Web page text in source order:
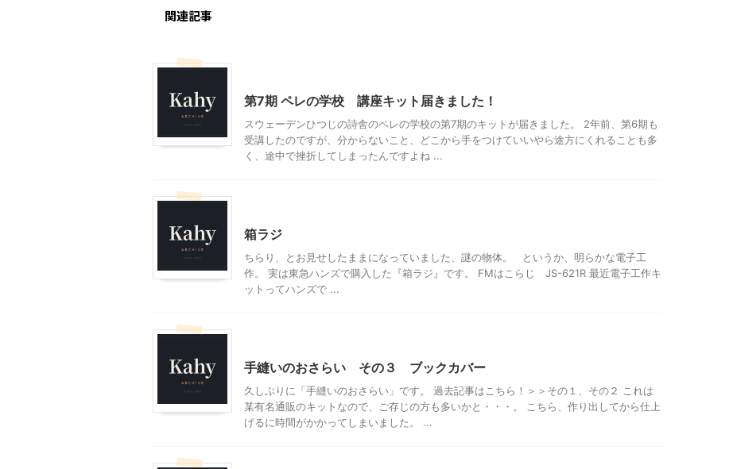
関連記事
第7期 ペレの学校 講座キット届きました！
スウェーデンひつじの詩舎のペレの学校の第7期のキットが届きました。 2年前、第6期も
受講したのですが、分からないこと、どこから手をつけていいやら途方にくれることも多
く、途中で挫折してしまったんですよね ...
箱ラジ
ちらり、とお見せしたままになっていました、謎の物体。 というか、明らかな電子工
作。 実は東急ハンズで購入した『箱ラジ』です。 FMはこらじ JS-621R 最近電子工作キ
ットってハンズで ...
手縫いのおさらい その３ ブックカバー
久しぶりに「手縫いのおさらい」です。 過去記事はこちら！＞＞その１、その２ これは
某有名通販のキットなので、ご存じの方も多いかと・・・。 こちら、作り出してから仕上
げるに時間がかかってしまいました。 ...